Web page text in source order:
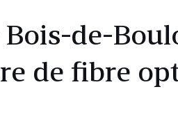
de-
de fibre